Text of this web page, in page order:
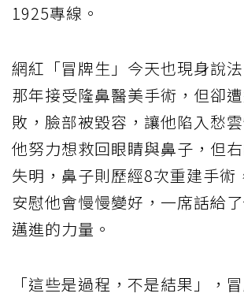
1925專線。
網紅「冒牌生」今天也現身說
那年接受隆鼻醫美手術，但卻
敗，臉部被毀容，讓他陷入愁雲
他努力想救回眼睛與鼻子，但
失明，鼻子則歷經8次重建手術
安慰他會慢慢變好，一席話給
邁進的力量。
「這些是過程，不是結果」，